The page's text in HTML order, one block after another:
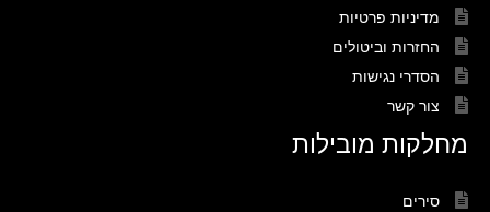
מדיניות פרטיות
החזרות וביטולים
הסדרי נגישות
צור קשר
מחלקות מובילות
סירים